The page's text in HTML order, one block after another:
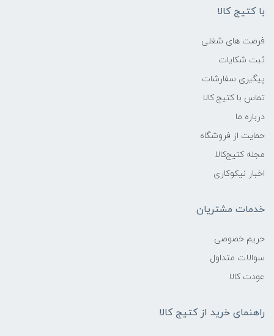
با کتیج کالا
فرصت های شغلی
ثبت شکایات
پیگیری سفارشات
تماس با کتیج کالا
درباره ما
حمایت از فروشگاه
مجله کتیج‌کالا
اخبار نیکوکاری
خدمات مشتریان
حریم خصوصی
سوالات متداول
عودت کالا
راهنمای خرید از کتیج کالا